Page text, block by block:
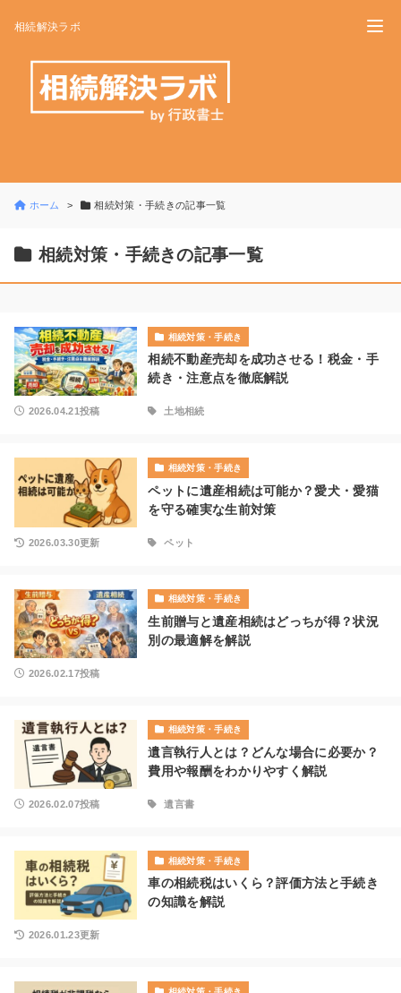
相続解決ラボ
ホーム 相続対策・手続きの記事一覧
相続対策・手続きの記事一覧
相続対策・手続き
相続不動産売却を成功させる！税金・手
続き・注意点を徹底解説
2026.04.21投稿 土地相続
相続対策・手続き
ペットに遺産相続は可能か？愛犬・愛猫
を守る確実な生前対策
2026.03.30更新 ペット
相続対策・手続き
生前贈与と遺産相続はどっちが得？状況
別の最適解を解説
2026.02.17投稿
相続対策・手続き
遺言執行人とは？どんな場合に必要か？
費用や報酬をわかりやすく解説
2026.02.07投稿 遺言書
相続対策・手続き
車の相続税はいくら？評価方法と手続き
の知識を解説
2026.01.23更新